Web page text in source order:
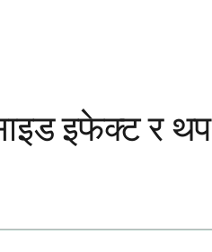
इफेक्ट र थप